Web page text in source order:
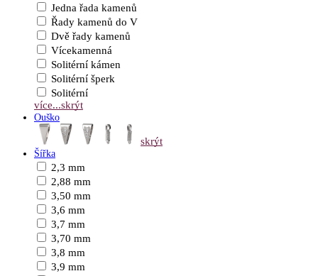
Jedna řada kamenů
Řady kamenů do V
Dvě řady kamenů
Vícekamenná
Solitérní kámen
Solitérní šperk
Solitérní
více...skrýt
Ouško
skrýt
Šířka
2,3 mm
2,88 mm
3,50 mm
3,6 mm
3,7 mm
3,70 mm
3,8 mm
3,9 mm